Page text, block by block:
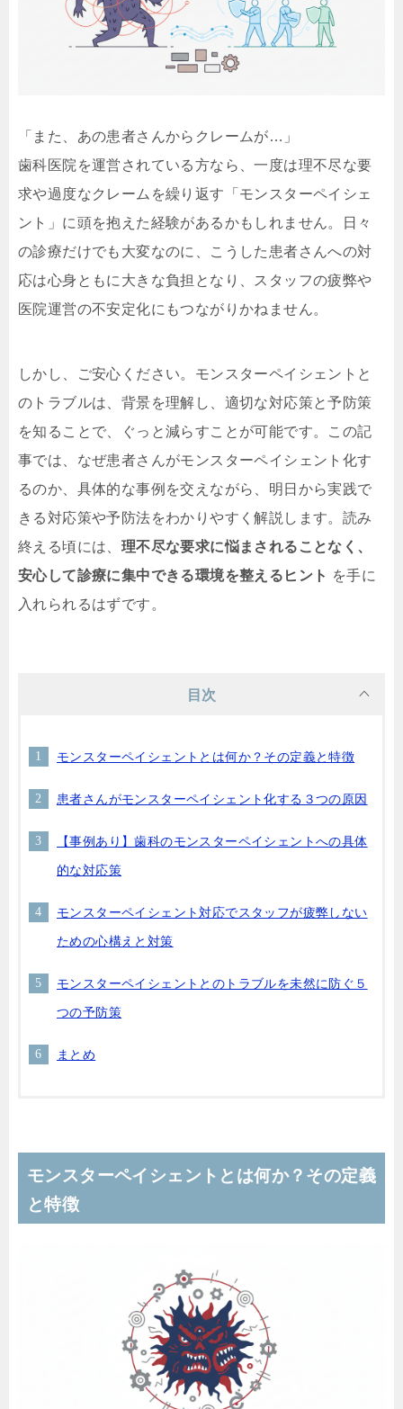
「また、あの患者さんからクレームが…」
歯科医院を運営されている方なら、一度は理不尽な要
求や過度なクレームを繰り返す「モンスターペイシェ
ント」に頭を抱えた経験があるかもしれません。日々
の診療だけでも大変なのに、こうした患者さんへの対
応は心身ともに大きな負担となり、スタッフの疲弊や
医院運営の不安定化にもつながりかねません。
しかし、ご安心ください。モンスターペイシェントと
のトラブルは、背景を理解し、適切な対応策と予防策
を知ることで、ぐっと減らすことが可能です。この記
事では、なぜ患者さんがモンスターペイシェント化す
るのか、具体的な事例を交えながら、明日から実践で
きる対応策や予防法をわかりやすく解説します。読み
終える頃には、 理不尽な要求に悩まされることなく、
安心して診療に集中できる環境を整えるヒント を手に
入れられるはずです。
目次
モンスターペイシェントとは何か？その定義と特徴
患者さんがモンスターペイシェント化する３つの原因
【事例あり】歯科のモンスターペイシェントへの具体
的な対応策
モンスターペイシェント対応でスタッフが疲弊しない
ための心構えと対策
モンスターペイシェントとのトラブルを未然に防ぐ５
つの予防策
まとめ
モンスターペイシェントとは何か？その定義
と特徴